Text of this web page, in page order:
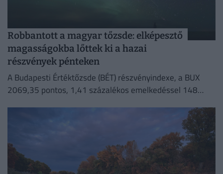
Robbantott a magyar tőzsde: elképesztő
magasságokba lőttek ki a hazai
részvények pénteken
A Budapesti Értéktőzsde (BÉT) részvényindexe, a BUX
2069,35 pontos, 1,41 százalékos emelkedéssel 148